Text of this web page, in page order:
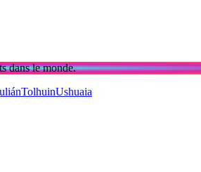
dans le monde.
TolhuinUshuaia